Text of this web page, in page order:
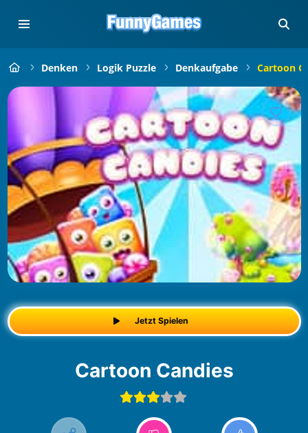
Denken Logik Puzzle Denkaufgabe Cartoon
Jetzt Spielen
Cartoon Candies